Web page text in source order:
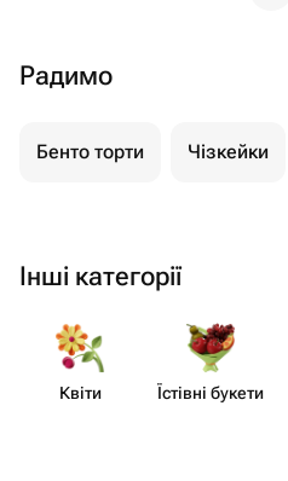
Радимо
Бенто торти Чізкейки
Інші категорії
Квіти Їстівні букети